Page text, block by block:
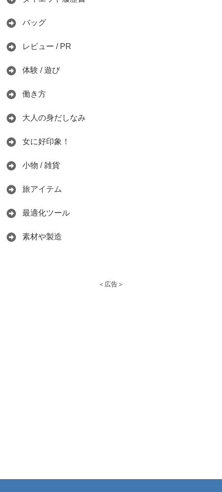
バッグ
レビュー / PR
体験 / 遊び
働き方
大人の身だしなみ
女に好印象！
小物 / 雑貨
旅アイテム
最適化ツール
素材や製造
＜広告＞